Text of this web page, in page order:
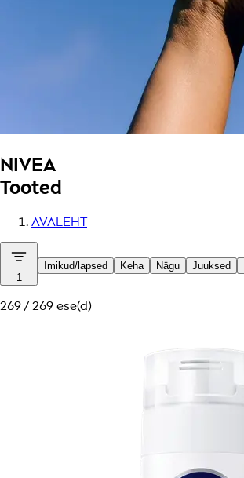
NIVEA
Tooted
AVALEHT
1
Imikud/lapsed Keha Nägu Juuksed
269 / 269 ese(d)